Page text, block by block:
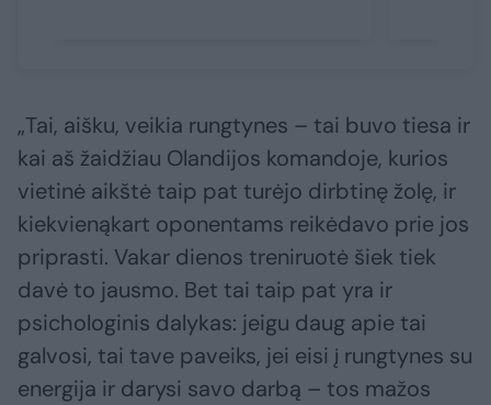
„Tai, aišku, veikia rungtynes – tai buvo tiesa ir
kai aš žaidžiau Olandijos komandoje, kurios
vietinė aikštė taip pat turėjo dirbtinę žolę, ir
kiekvienąkart oponentams reikėdavo prie jos
priprasti. Vakar dienos treniruotė šiek tiek
davė to jausmo. Bet tai taip pat yra ir
psichologinis dalykas: jeigu daug apie tai
galvosi, tai tave paveiks, jei eisi į rungtynes su
energija ir darysi savo darbą – tos mažos